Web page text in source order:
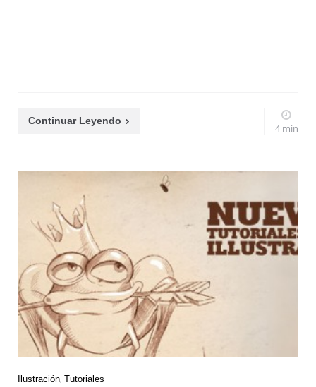
Continuar Leyendo
4 min
Ilustración Tutoriales